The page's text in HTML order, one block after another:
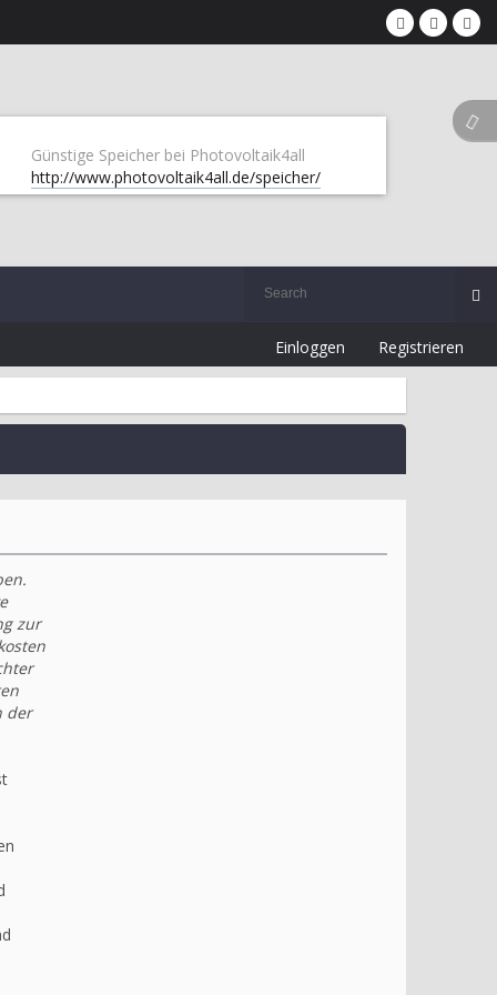
Günstige Speicher bei Photovoltaik4all
http://www.photovoltaik4all.de/speicher/
Einloggen Registrieren
zur
der